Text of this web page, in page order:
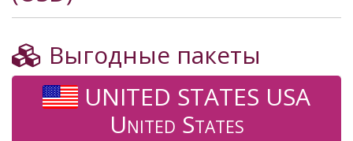
Выгодные пакеты
UNITED STATES USA
United States